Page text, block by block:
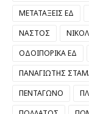
ΜΕΤΑΤΑΞΕΙΣ ΕΔ
ΝΑΣΤΟΣ
ΟΔΟΙΠΟΡΙΚΑ ΕΔ
ΠΑΝΑΓΙΩΤΗΣ
ΠΕΝΤΑΓΩΝΟ